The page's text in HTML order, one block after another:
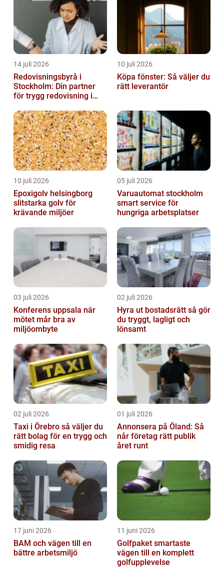
14 juli 2026
Redovisningsbyrå i
Stockholm: Din partner
för trygg redovisning i
10 juli 2026
Köpa fönster: Så väljer du
rätt leverantör
10 juli 2026
Epoxigolv helsingborg
slitstarka golv för
krävande miljöer
05 juli 2026
Varuautomat stockholm
smart service för
hungriga arbetsplatser
03 juli 2026
Konferens uppsala när
mötet mår bra av
miljöombyte
02 juli 2026
Hyra ut bostadsrätt så gör
du tryggt, lagligt och
lönsamt
02 juli 2026
Taxi i Örebro så väljer du
rätt bolag för en trygg och
smidig resa
01 juli 2026
Annonsera på Öland: Så
når företag rätt publik
året runt
17 juni 2026
BAM och vägen till en
bättre arbetsmiljö
11 juni 2026
Golfpaket smartaste
vägen till en komplett
golfupplevelse